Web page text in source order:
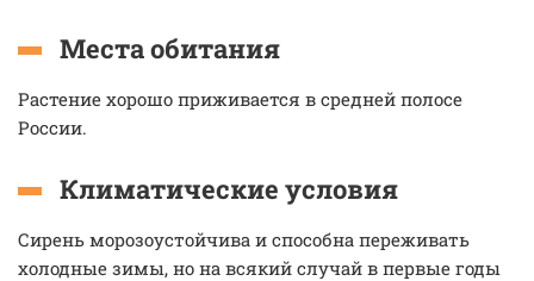
Места обитания
Растение хорошо приживается в средней полосе
России.
Климатические условия
Сирень морозоустойчива и способна переживать
холодные зимы, но на всякий случай в первые годы